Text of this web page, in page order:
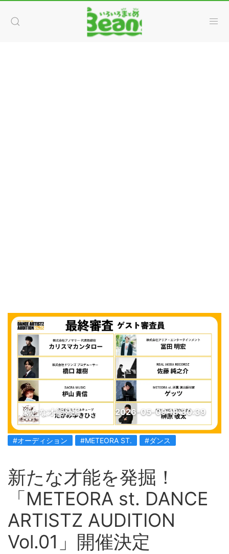
新たな才能発掘 2026-05-09 18:30:39
#オーディション #METEORA ST. #ダンス
新たな才能を発掘！
「METEORA st. DANCE
ARTISTZ AUDITION
Vol.01」開催決定